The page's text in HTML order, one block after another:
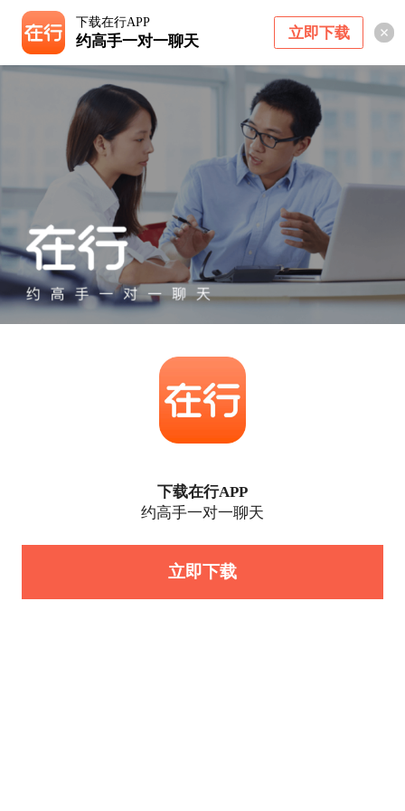
下载在行APP
约高手一对一聊天 立即下载
下载在行APP
约高手一对一聊天
立即下载